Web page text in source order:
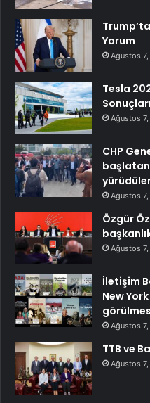
Yorum
Ağustos
Tesla
Ağustos
CHP
Ağustos
Özgür
Ağustos
İletişim
New
Ağustos
TTB ve
Ağustos